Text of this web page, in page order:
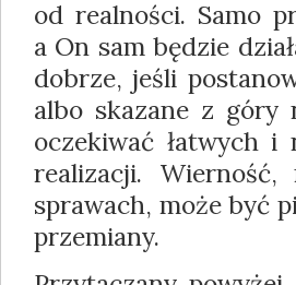
od realności. Samo
a On sam będzie
dobrze, jeśli
albo skazane z góry
oczekiwać łatwych
realizacji.
sprawach, może być
przemiany.